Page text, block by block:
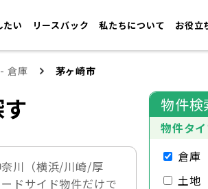
たい リースバック 私たちについて お役立
倉庫 茅ヶ崎市
川（横浜/川崎/厚
ドサイド物件だけで
物件検
物件タ
倉庫
土地